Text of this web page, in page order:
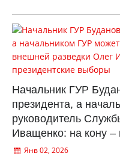
Начальник ГУР
президента, а
руководитель
Иващенко: на кону –
Янв 02, 2026